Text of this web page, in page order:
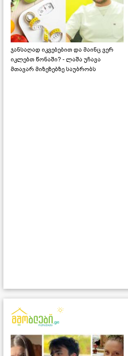
ჯანსაღად იკვებებით და მაინც ვერ
იკლებთ წონაში? - ლაშა უჩავა
მთავარ მიზეზებზე საუბრობს